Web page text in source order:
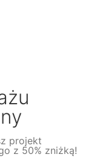
projekt
z 50% zniżką!